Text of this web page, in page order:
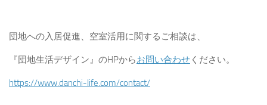
団地への入居促進、空室活用に関するご相談は、
『団地生活デザイン』のHPからお問い合わせ ください。
https://www.danchi-life.com/contact/